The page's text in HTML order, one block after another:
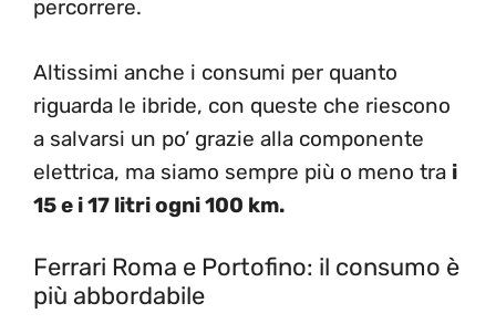
percorrere.
Altissimi anche i consumi per quanto
riguarda le ibride, con queste che riescono
a salvarsi un po’ grazie alla componente
elettrica, ma siamo sempre più o meno tra i
15 e i 17 litri ogni 100 km.
Ferrari Roma e Portofino: il consumo è
più abbordabile